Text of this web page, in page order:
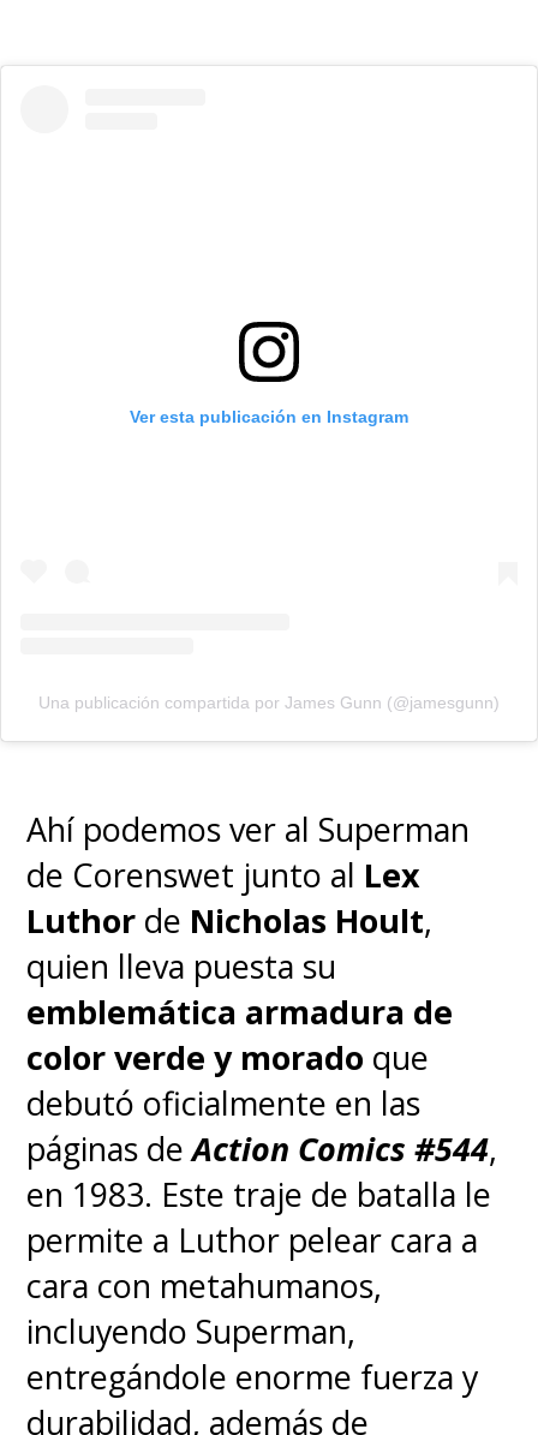
Ver esta publicación en Instagram
Una publicación compartida por James Gunn (@jamesgunn)
Ahí podemos ver al Superman
de Corenswet junto al Lex
Luthor de Nicholas Hoult,
quien lleva puesta su
emblemática armadura de
color verde y morado que
debutó oficialmente en las
páginas deAction Comics #544,
en 1983. Este traje de batalla le
permite a Luthor pelear cara a
cara con metahumanos,
incluyendo Superman,
entregándole enorme fuerza y
durabilidad, además de